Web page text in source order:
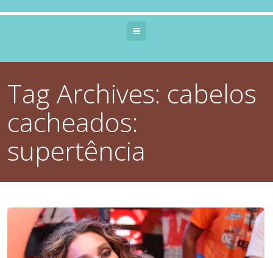
Tag Archives: cabelos
cacheados:
supertência